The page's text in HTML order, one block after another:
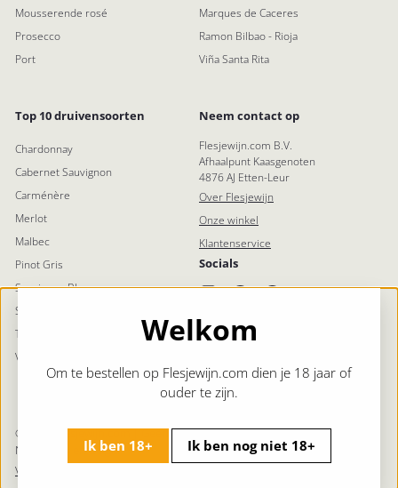
Welkom
Om te bestellen op Flesjewijn.com dien je 18 jaar of
ouder te zijn.
Ik ben 18+ Ik ben nog niet 18+
Mousserende rosé
Prosecco
Port
Marques de Caceres
Ramon Bilbao - Rioja
Viña Santa Rita
Top 10 druivensoorten
Chardonnay
Cabernet Sauvignon
Carménère
Merlot
Malbec
Pinot Gris
Sauvignon Blanc
Syrah (Shiraz)
Tempranillo
Viognier
Neem contact op
Flesjewijn.com B.V.
Afhaalpunt Kaasgenoten
4876 AJ Etten-Leur
Over Flesjewijn
Onze winkel
Klantenservice
Socials
InstagramFacebookPinterestLinkedIn
© 2026 Flesjewijn.com | Geen 18 Geen Alcohol | Levert in
Nederland en België
Voorwaarden